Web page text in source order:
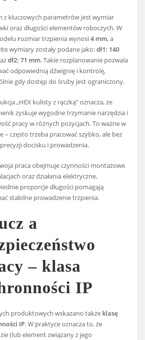
z kluczowych parametrów jest wymiar
oraz długości elementów roboczych. W
rozmiar trzpienia wynosi4 mm, a
wymiary zostały podane jako:dł1: 140
dł2: 71 mm. Takie rozplanowanie pozwala
odpowiednią dźwignię i kontrolę,
gdy dostęp do śruby jest ograniczony.
„HEX kulisty z rączką” oznacza, że
zyskuje wygodne trzymanie narzędzia i
pracy w różnych pozycjach. To ważne w
– często trzeba pracować szybko, ale bez
docisku i prowadzenia.
praca obejmuje czynności montażowe
oraz działania elektryczne,
proporcje długości pomagają
stabilne prowadzenie trzpienia.
a
– klasa
IP
produktowych wskazano także klasę
IP. W praktyce oznacza to, że
(lub element związany z jego